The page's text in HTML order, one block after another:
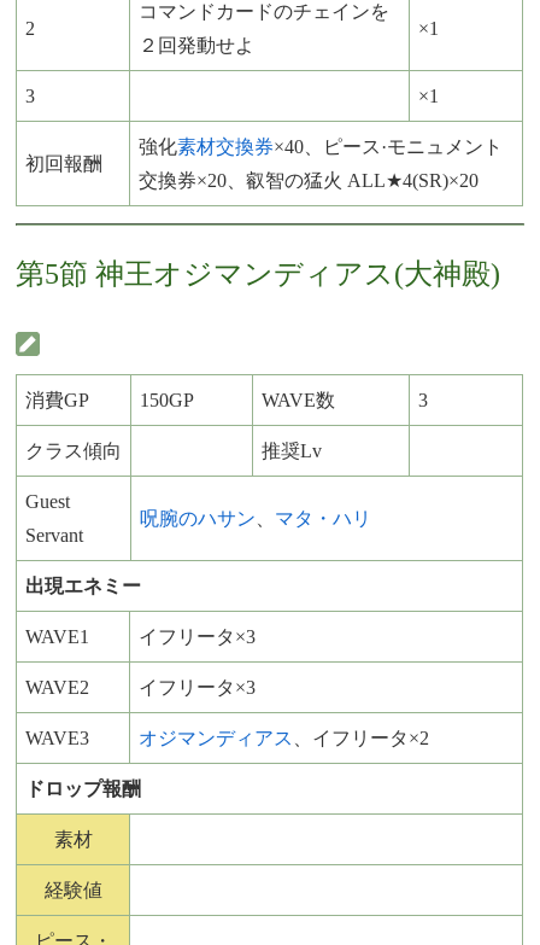
2
コマンドカードのチェインを
２回発動せよ
×1
3 ×1
初回報酬
強化素材交換券×40、ピース·モニュメント
交換券×20、叡智の猛火 ALL★4(SR)×20
第5節 神王オジマンディアス(大神殿)
消費GP 150GP WAVE数 3
クラス傾向 推奨Lv
Guest
Servant
呪腕のハサン マタ・ハリ
出現エネミー
WAVE1 イフリータ×3
WAVE2 イフリータ×3
WAVE3 オジマンディアス 、イフリータ×2
ドロップ報酬
素材
経験値